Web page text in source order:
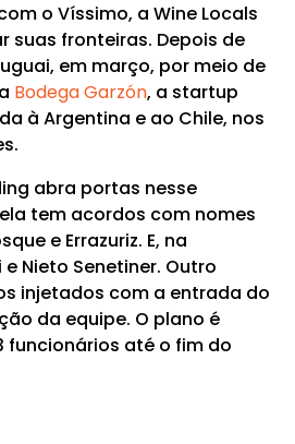
o Víssimo, a Wine Locals
suas fronteiras. Depois de
em março, por meio de
Bodega Garzón, a startup
à Argentina e ao Chile, nos
abra portas nesse
tem acordos com nomes
e Errazuriz. E, na
Nieto Senetiner. Outro
injetados com a entrada do
da equipe. O plano é
funcionários até o fim do